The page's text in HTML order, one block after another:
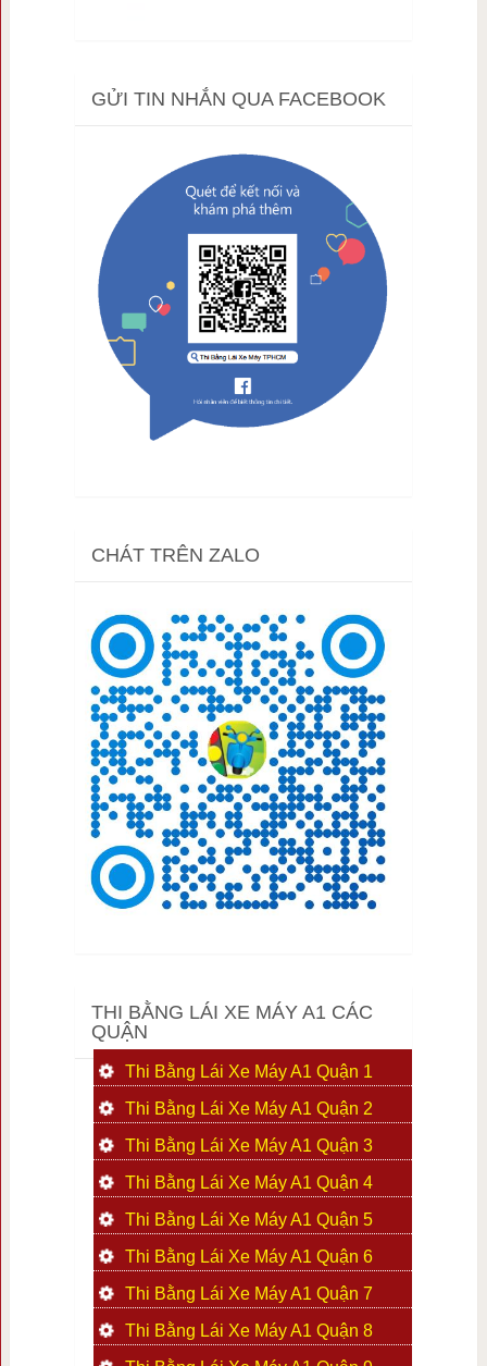
GỬI TIN NHẮN QUA FACEBOOK
CHÁT TRÊN ZALO
THI BẰNG LÁI XE MÁY A1 CÁC
QUẬN
Thi Bằng Lái Xe Máy A1 Quận 1
Thi Bằng Lái Xe Máy A1 Quận 2
Thi Bằng Lái Xe Máy A1 Quận 3
Thi Bằng Lái Xe Máy A1 Quận 4
Thi Bằng Lái Xe Máy A1 Quận 5
Thi Bằng Lái Xe Máy A1 Quận 6
Thi Bằng Lái Xe Máy A1 Quận 7
Thi Bằng Lái Xe Máy A1 Quận 8